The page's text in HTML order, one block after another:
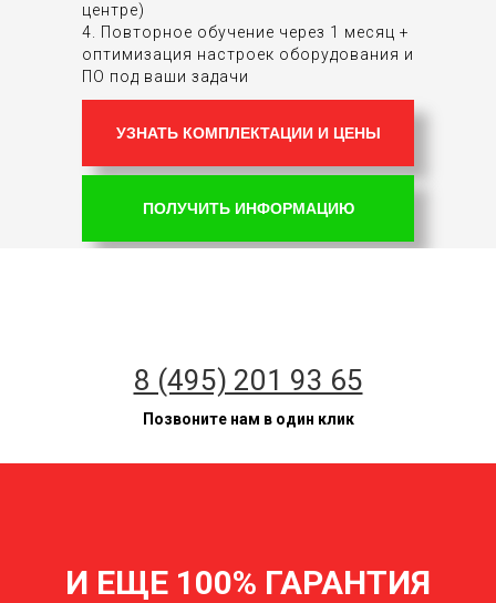
центре)
4. Повторное обучение через 1 месяц +
оптимизация настроек оборудования и
ПО под ваши задачи
УЗНАТЬ КОМПЛЕКТАЦИИ И ЦЕНЫ
ПОЛУЧИТЬ ИНФОРМАЦИЮ
8 (495) 201 93 65
Позвоните нам в один клик
И ЕЩЕ 100% ГАРАНТИЯ